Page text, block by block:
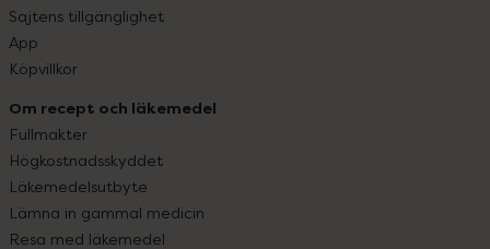
Sajtens tillgänglighet
App
Köpvillkor
Om recept och läkemedel
Fullmakter
Högkostnadsskyddet
Läkemedelsutbyte
Lämna in gammal medicin
Resa med läkemedel